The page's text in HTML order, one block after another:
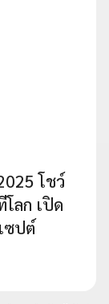
โชว์
ลก เปิด
ซปต์